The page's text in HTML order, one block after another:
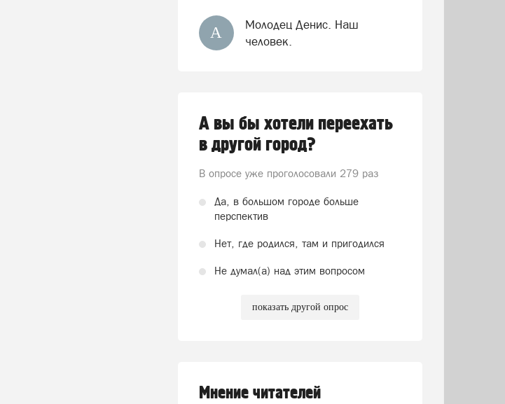
А
Молодец Денис. Наш
человек.
А вы бы хотели переехать
в другой город?
В опросе уже проголосовали 279 раз
Да, в большом городе больше
перспектив
Нет, где родился, там и пригодился
Не думал(а) над этим вопросом
показать другой опрос
Мнение читателей